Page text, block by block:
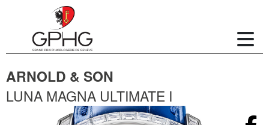
ARNOLD & SON
LUNA MAGNA ULTIMATE I